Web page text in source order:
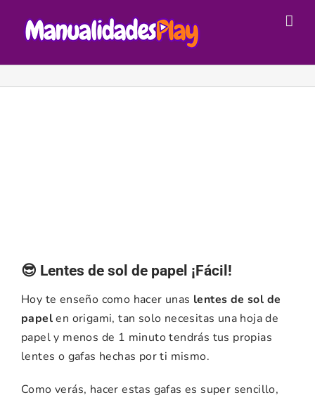
contenido
😎 Lentes de sol de papel ¡Fácil!
Hoy te enseño como hacer unas lentes de sol de
papelen origami, tan solo necesitas una hoja de
papel y menos de 1 minuto tendrás tus propias
lentes o gafas hechas por ti mismo.
Como verás, hacer estas gafas es super sencillo,